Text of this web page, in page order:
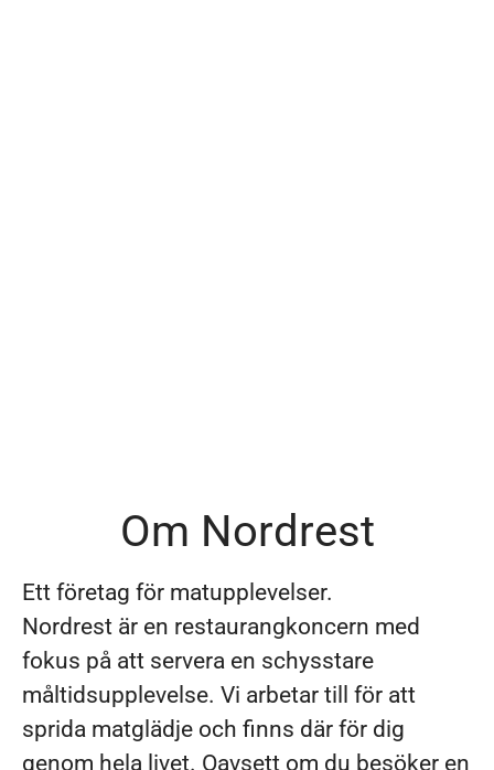
Om Nordrest
Ett företag för matupplevelser.
Nordrest är en restaurangkoncern med
fokus på att servera en schysstare
måltidsupplevelse. Vi arbetar till för att
sprida matglädje och finns där för dig
genom hela livet. Oavsett om du besöker en